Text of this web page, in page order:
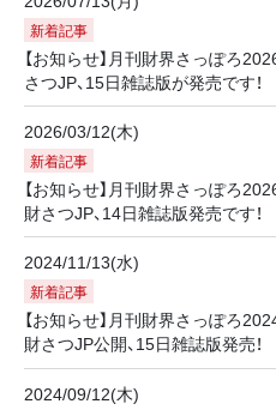
新着記事
【お知らせ】月刊財界さっぽろ
さつJP、15日雑誌版が発売です！
2026/03/12(木)
新着記事
【お知らせ】月刊財界さっぽろ
財さつJP、14日雑誌版発売です！
2024/11/13(水)
新着記事
【お知らせ】月刊財界さっぽろ
財さつJP公開、15日雑誌版発売！
2024/09/12(木)